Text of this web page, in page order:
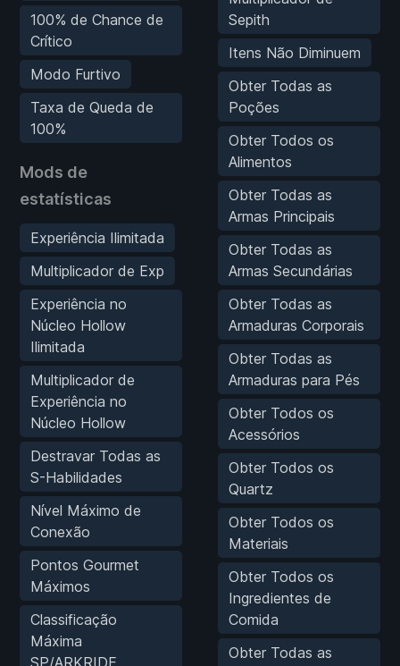
100% de Chance de
Crítico
Modo Furtivo
Taxa de Queda de
100%
Mods de
estatísticas
Experiência Ilimitada
Multiplicador de Exp
Experiência no
Núcleo Hollow
Ilimitada
Multiplicador de
Experiência no
Núcleo Hollow
Destravar Todas as
S-Habilidades
Nível Máximo de
Conexão
Pontos Gourmet
Máximos
Classificação
Máxima
SP/ARKRIDE
Sepith
Itens Não Diminuem
Obter Todas as
Poções
Obter Todos os
Alimentos
Obter Todas as
Armas Principais
Obter Todas as
Armas Secundárias
Obter Todas as
Armaduras Corporais
Obter Todas as
Armaduras para Pés
Obter Todos os
Acessórios
Obter Todos os
Quartz
Obter Todos os
Materiais
Obter Todos os
Ingredientes de
Comida
Obter Todas as